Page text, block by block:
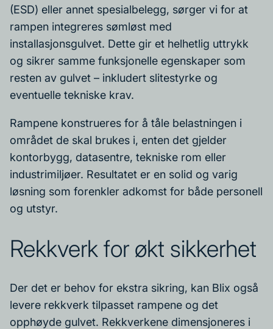
(ESD) eller annet spesialbelegg, sørger vi for at
rampen integreres sømløst med
installasjonsgulvet. Dette gir et helhetlig uttrykk
og sikrer samme funksjonelle egenskaper som
resten av gulvet – inkludert slitestyrke og
eventuelle tekniske krav.
Rampene konstrueres for å tåle belastningen i
området de skal brukes i, enten det gjelder
kontorbygg, datasentre, tekniske rom eller
industrimiljøer. Resultatet er en solid og varig
løsning som forenkler adkomst for både personell
og utstyr.
Rekkverk for økt sikkerhet
Der det er behov for ekstra sikring, kan Blix også
levere rekkverk tilpasset rampene og det
opphøyde gulvet. Rekkverkene dimensjoneres i